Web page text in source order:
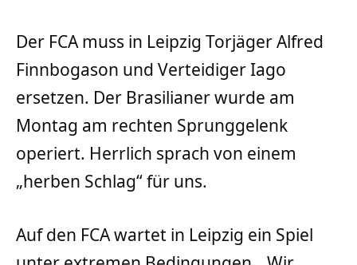
Der FCA muss in Leipzig Torjäger Alfred
Finnbogason und Verteidiger Iago
ersetzen. Der Brasilianer wurde am
Montag am rechten Sprunggelenk
operiert. Herrlich sprach von einem
„herben Schlag“ für uns.
Auf den FCA wartet in Leipzig ein Spiel